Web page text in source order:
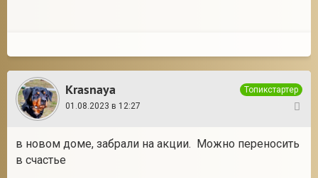
Krasnaya
Топикстартер
01.08.2023 в 12:27
в новом доме, забрали на акции. Можно переносить
в счастье